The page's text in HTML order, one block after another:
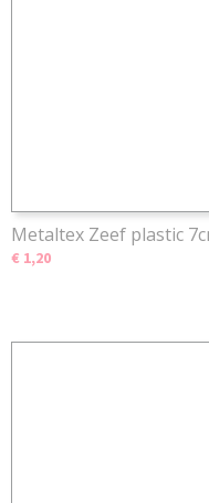
Metaltex Zeef plastic
€ 1,20